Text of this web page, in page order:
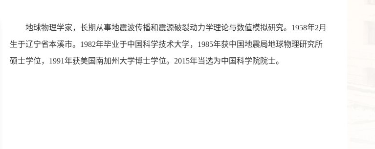
地球物理学家，长期从事地震波传播和震源破裂动力学理论与数值模拟研究。1958年2月
生于辽宁省本溪市。1982年毕业于中国科学技术大学，1985年获中国地震局地球物理研究所
硕士学位，1991年获美国南加州大学博士学位。2015年当选为中国科学院院士。